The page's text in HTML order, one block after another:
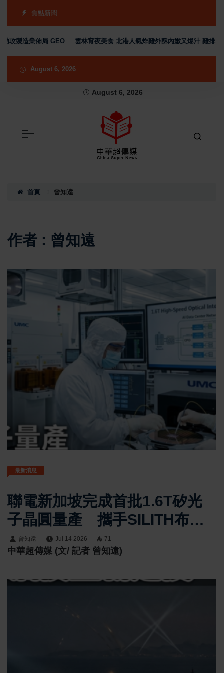
焦點新聞
造業佈局 GEO 雲林宵夜美食 北港人氣炸雞外酥內嫩又爆汁 雞排、小點
August 6, 2026
August 6, 2026
首頁 曾知遠
作者 : 曾知遠
最新消息
聯電新加坡完成首批1.6T矽光
子晶圓量產 攜手SILITH布局
AI光互連市場
曾知遠 Jul 14 2026 71
中華超傳媒 (文/ 記者 曾知遠)